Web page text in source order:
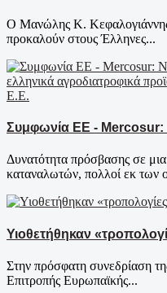
Ο Μανώλης Κ.
προκαλούν στους Έλληνες...
Ε.Ε.
Συμφωνία ΕΕ - Mercosur:
Δυνατότητα πρόσβασης σε
καταναλωτών, πολλοί εκ των
Υιοθετήθηκαν
Στην πρόσφατη συνεδρίαση
Επιτροπής Ευρωπαϊκής...